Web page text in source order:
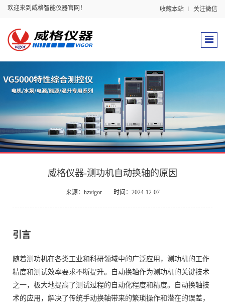
欢迎来到威格智能仪器官网！ 收藏本站 关注微信
威格仪器-测功机自动换轴的原因
来源：hzvigor 时间：2024-12-07
引言
随着测功机在各类工业和科研领域中的广泛应用，测功机的工作
精度和测试效率要求不断提升。自动换轴作为测功机的关键技术
之一，极大地提高了测试过程的自动化程度和精度。自动换轴技
术的应用，解决了传统手动换轴带来的繁琐操作和潜在的误差，